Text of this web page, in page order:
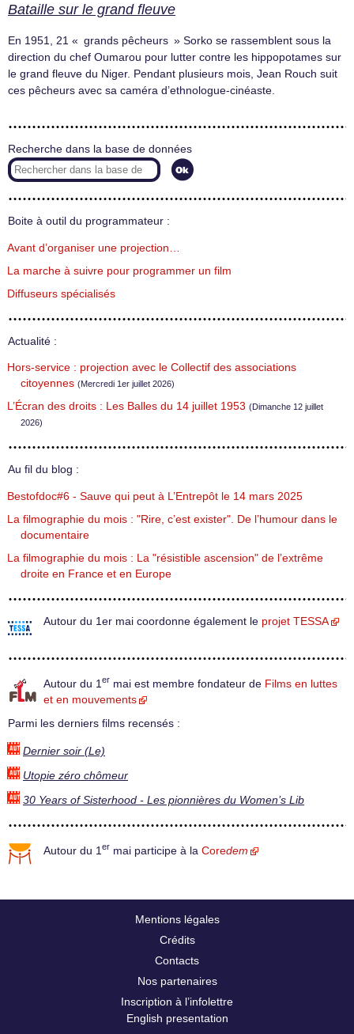
Bataille sur le grand fleuve
En 1951, 21 « grands pêcheurs » Sorko se rassemblent sous la
direction du chef Oumarou pour lutter contre les hippopotames sur
le grand fleuve du Niger. Pendant plusieurs mois, Jean Rouch suit
ces pêcheurs avec sa caméra d’ethnologue-cinéaste.
Recherche dans la base de données
Boite à outil du programmateur :
Avant d’organiser une projection…
La marche à suivre pour programmer un film
Diffuseurs spécialisés
Actualité :
Hors-service : projection avec le Collectif des associations
citoyennes (Mercredi 1er juillet 2026)
L’Écran des droits : Les Balles du 14 juillet 1953 (Dimanche 12 juillet
2026)
Au fil du blog :
Bestofdoc#6 - Sauve qui peut à L’Entrepôt le 14 mars 2025
La filmographie du mois : "Rire, c’est exister". De l’humour dans le
documentaire
La filmographie du mois : La "résistible ascension" de l’extrême
droite en France et en Europe
Autour du 1er mai coordonne également le projet TESSA
Autour du 1 er mai est membre fondateur de Films en luttes
et en mouvements
Parmi les derniers films recensés :
Dernier soir (Le)
Utopie zéro chômeur
30 Years of Sisterhood - Les pionnières du Women’s Lib
Autour du 1 er mai participe à la Coredem
Mentions légales
Crédits
Contacts
Nos partenaires
Inscription à l’infolettre
English presentation